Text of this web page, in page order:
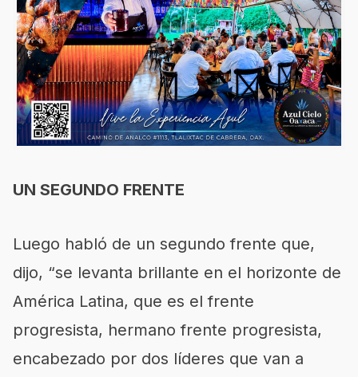
UN SEGUNDO FRENTE
Luego habló de un segundo frente que,
dijo, “se levanta brillante en el horizonte de
América Latina, que es el frente
progresista, hermano frente progresista,
encabezado por dos líderes que van a